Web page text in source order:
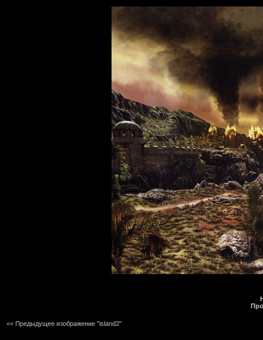
<< Предыдущее изображение "island2"